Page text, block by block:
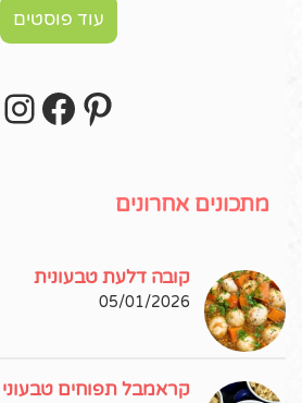
עוד פוסטים
מתכונים אחרונים
קובה דלעת טבעונית
05/01/2026
קראמבל תפוחים טבעוני